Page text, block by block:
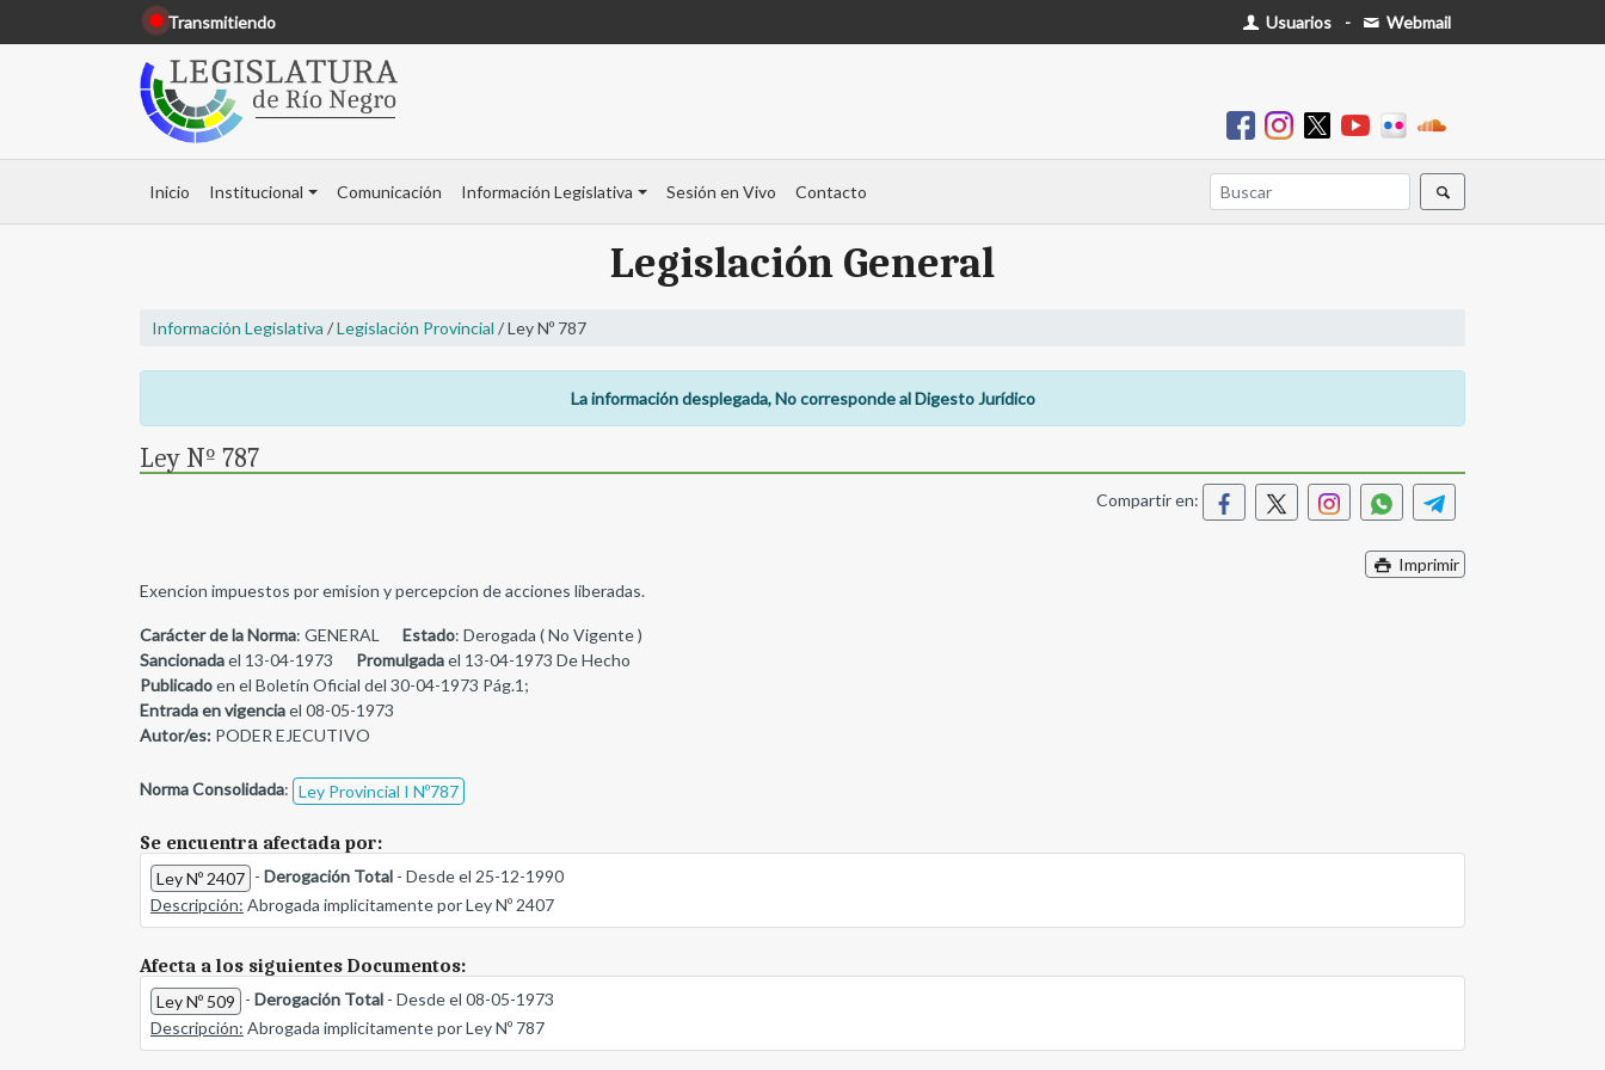
Transmitiendo Usuarios - Webmail
Inicio Institucional Comunicación Información Legislativa Sesión en Vivo Contacto
Legislación General
Información Legislativa /Legislación Provincial / Ley Nº 787
La información desplegada, No corresponde al Digesto Jurídico
Ley Nº 787
Compartir en:
Imprimir
Exencion impuestos por emision y percepcion de acciones liberadas.
Carácter de la Norma: GENERAL Estado: Derogada ( No Vigente )
Sancionadael 13-04-1973 Promulgadael 13-04-1973 De Hecho
Publicadoen el Boletín Oficial del 30-04-1973 Pág.1;
Entrada en vigenciael 08-05-1973
Autor/es: PODER EJECUTIVO
Norma Consolidada: Ley Provincial I Nº787
Se encuentra afectada por:
Ley Nº 2407 - Derogación Total - Desde el 25-12-1990
Descripción: Abrogada implicitamente por Ley Nº 2407
Afecta a los siguientes Documentos:
Ley Nº 509 - Derogación Total - Desde el 08-05-1973
Descripción: Abrogada implicitamente por Ley Nº 787